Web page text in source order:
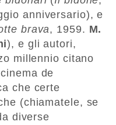
anniversario), e
brava, 1959. M.
), e gli autori,
millennio citano
de
che certe
(chiamatele, se
diverse